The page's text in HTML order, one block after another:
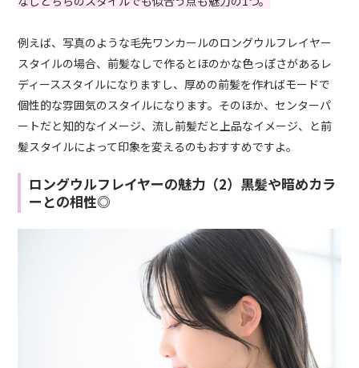
例えば、写真のような毛先ワンカールのロングウルフレイヤー
スタイルの場合、前髪なしで作るとほのかな色っぽさがあるレ
ディーススタイルになりますし、厚めの前髪を作ればモードで
個性的な雰囲気のスタイルになります。そのほか、センターパ
ートだと知的なイメージ、流し前髪だと上品なイメージ、と前
髪スタイルによって印象を変えるのもおすすめですよ。
ロングウルフレイヤーの魅力（2）黒髪や暗めカラ
ーとの相性◎